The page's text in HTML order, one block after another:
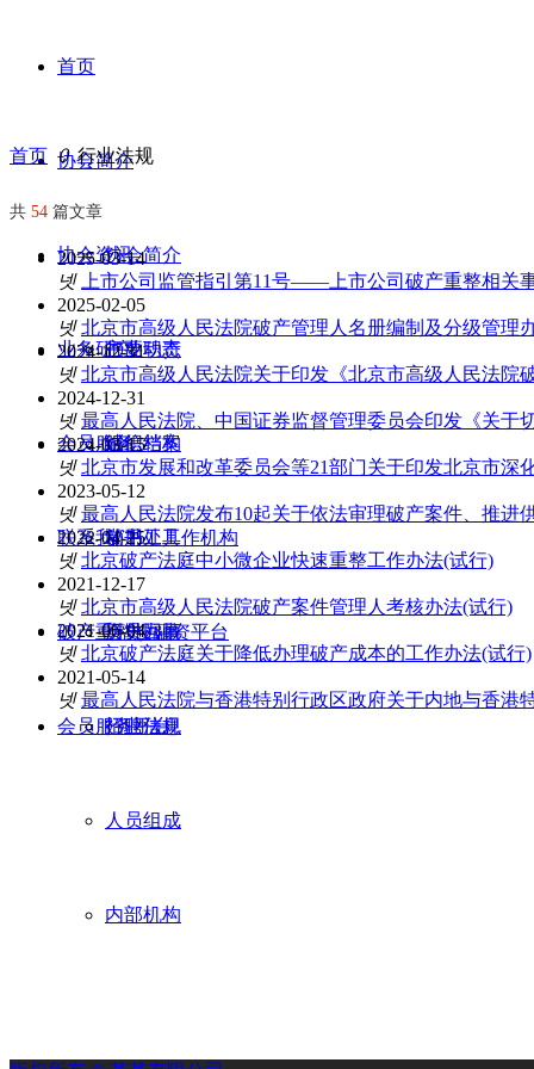
首页
协会简介
协会简介
主要职责
组织结构
秘书处工作机构
历史回顾
行业法规
人员组成
内部机构
协会资讯
行业动态
诚信档案
业务研究
会员服务
常用工具
会员办事
招聘信息
联系我们
破产重整投融资平台
会员服务平台
首页 ꄲ 行业法规
共 54 篇文章
2025-03-14
넷
上市公司监管指引第11号——上市公司破产重整相关
2025-02-05
넷 北京市高级人民法院破产管理人名册编制及分级管理
2024-12-31
넷 北京市高级人民法院关于印发《北京市高级人民法院
2024-12-31
넷 最高人民法院、中国证券监督管理委员会印发《关于
2024-03-15
넷 北京市发展和改革委员会等21部门关于印发北京市深
2023-05-12
넷 最高人民法院发布10起关于依法审理破产案件、推进
2022-04-25
넷 北京破产法庭中小微企业快速重整工作办法(试行)
2021-12-17
넷 北京市高级人民法院破产案件管理人考核办法(试行)
2021-06-04
넷 北京破产法庭关于降低办理破产成本的工作办法(试行)
2021-05-14
넷 最高人民法院与香港特别行政区政府关于内地与香港